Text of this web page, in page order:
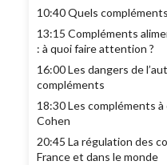
10:40 Quels
13:15 Compléments
: à quoi faire attention ?
16:00 Les dangers de
compléments
18:30 Les compléments
Cohen
20:45 La régulation des
France et dans le monde